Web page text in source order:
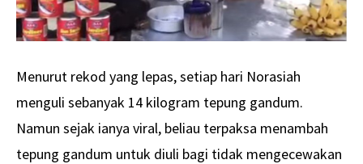
Menurut rekod yang lepas, setiap hari Norasiah
menguli sebanyak 14 kilogram tepung gandum.
Namun sejak ianya viral, beliau terpaksa menambah
tepung gandum untuk diuli bagi tidak mengecewakan